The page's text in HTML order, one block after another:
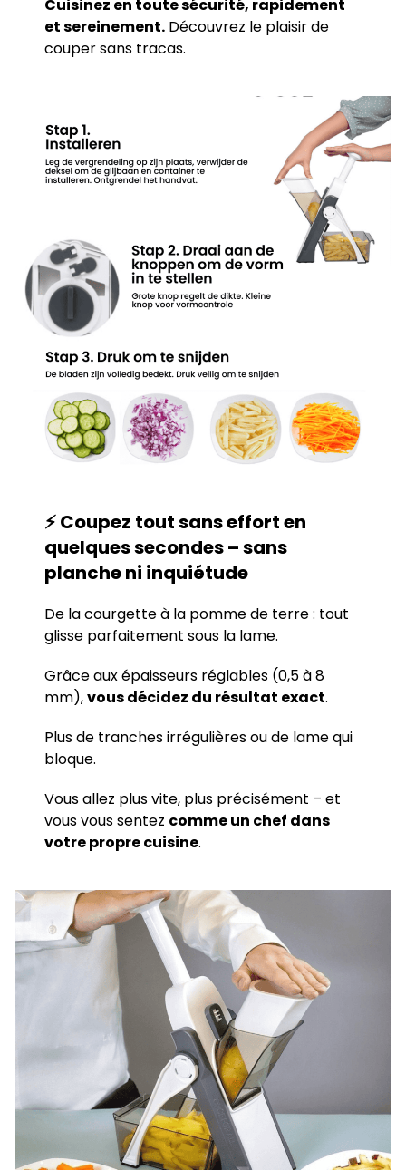
Cuisinez en toute sécurité, rapidement
et sereinement. Découvrez le plaisir de
couper sans tracas.
⚡ Coupez tout sans effort en
quelques secondes – sans
planche ni inquiétude
De la courgette à la pomme de terre : tout
glisse parfaitement sous la lame.
Grâce aux épaisseurs réglables (0,5 à 8
mm),vous décidez du résultat exact.
Plus de tranches irrégulières ou de lame qui
bloque.
Vous allez plus vite, plus précisément – et
vous vous sentez comme un chef dans
votre propre cuisine.